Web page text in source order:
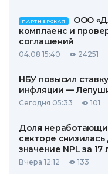
ПАРТНЕРСКАЯ
ООО
комплаенс и
соглашений
04.08 15:40 24251
НБУ повысил
инфляции —
Сегодня 05:33 101
Доля
секторе снизилась
значение NPL за 17
Вчера 12:12 133